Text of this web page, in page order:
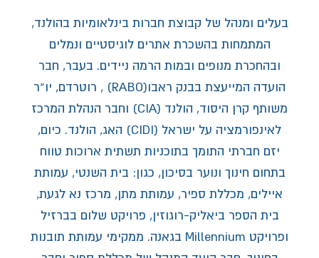
בעלים ומנהל של קבוצת חברות בינלאומיות בהולנד,
המתמחות בהשכרת אתרים לוגיסטיים ונמלים
ובהחכרת מנופים ובמות הרמה ניידים. בעבר, חבר
הועדה המייעצת בבנק ראבו(RABO) , רוטרדם, יו”ר
משותף קרן היסוד, הולנד (CIA) וחבר הנהלת המרכז
לאינפורמציה על ישראל (CIDI) האג, הולנד. כיום,
יזם חברתי התומך בתוכניות תשתית ארוכות טווח
בתחום חינוך ונוער בסיכון, כגון: בית השנטי, עמותת
איילים, מכללת ספיר, עמותת מתן, מרכז נא לגעת,
בית הספר ביאליק-רוגוזין, פרויקט שלום בברזיל
ופרויקט Millennium בגאנה. ממקימי עמותת תובנות